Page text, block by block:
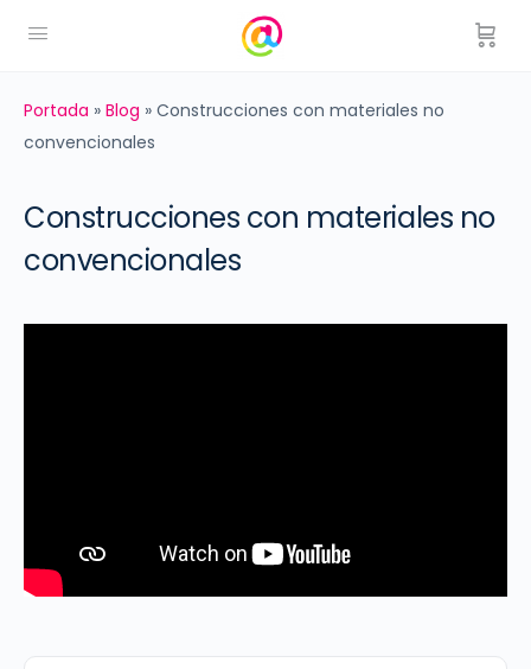
Portada » Blog » Construcciones con materiales no
convencionales
Construcciones con materiales no
convencionales